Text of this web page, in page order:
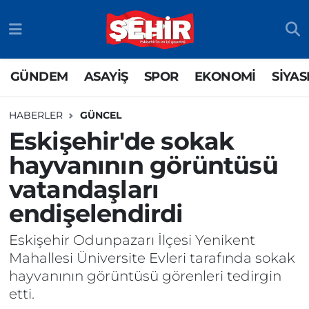
GÜNDEM ASAYİŞ SPOR EKONOMİ
HABERLER GÜNCEL
Eskişehir'de sokak
hayvanının görüntüsü
vatandaşları
endişelendirdi
Eskişehir Odunpazarı İlçesi Yenikent
Mahallesi Üniversite Evleri tarafında sokak
hayvanının görüntüsü görenleri tedirgin
etti.
SPOR
EKONOMİ
SİYASET
RESMİ İLAN
SİYASET
SPOR
EKONOMİ
EĞİTİM
SAĞLIK
Odunpazarı Nöbetçi Eczaneler
Odunpazarı Hava Durumu
Odunpazarı Trafik Yoğunluk Haritası
TFF 3.Lig 4.Grup Puan Durumu ve Fikstür
Tüm Manşetler
Son Dakika Haberleri
Haber Arşivi